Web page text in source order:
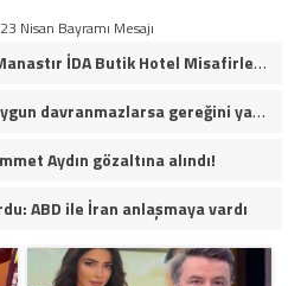
Nisan Bayramı Mesajı
Kazdağları’nın Gözdesi Antik Manastır İDA Butik Hotel Misafirlerinden Tam Not Alıyor
Trump’tan İran açıklaması: “Uygun davranmazlarsa gereğini yaparım”
Aydın gözaltına alındı!
ABD ile İran anlaşmaya vardı